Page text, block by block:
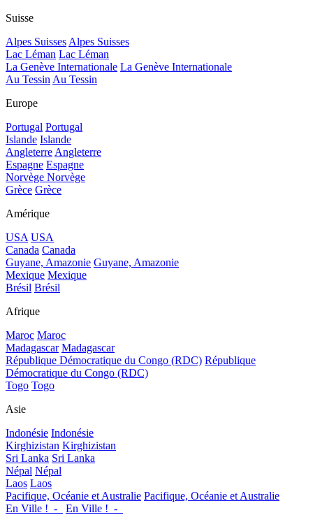
Suisse
Alpes Suisses Alpes Suisses
Lac Léman Lac Léman
La Genève Internationale La Genève Internationale
Au Tessin Au Tessin
Europe
Portugal Portugal
Islande Islande
Angleterre Angleterre
Espagne Espagne
Norvège Norvège
Grèce Grèce
Amérique
USA USA
Canada Canada
Guyane, Amazonie Guyane, Amazonie
Mexique Mexique
Brésil Brésil
Afrique
Maroc Maroc
Madagascar Madagascar
République Démocratique du Congo (RDC) République
Démocratique du Congo (RDC)
Togo Togo
Asie
Indonésie Indonésie
Kirghizistan Kirghizistan
Sri Lanka Sri Lanka
Népal Népal
Laos Laos
Pacifique, Océanie et Australie Pacifique, Océanie et Australie
En Ville !_-_
En Ville !_-_